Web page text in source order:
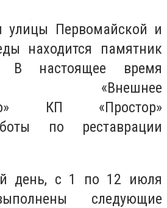
улицы Первомайской и
находится памятник
В настоящее время
«Внешнее
КП «Простор»
по реставрации
день, с 1 по 12 июля
следующие